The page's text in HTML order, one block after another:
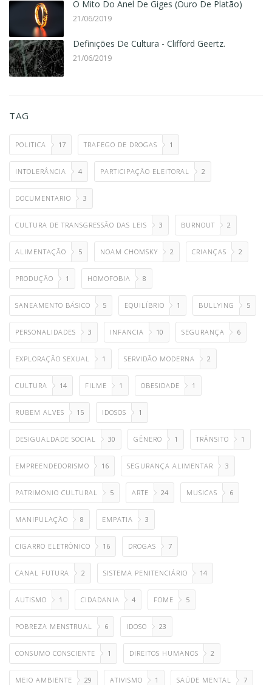
O Mito Do Anel De Giges (Ouro De Platão)
21/06/2019
Definições De Cultura - Clifford Geertz.
21/06/2019
TAG
POLITICA 17 TRAFEGO DE DROGAS 1
INTOLERÂNCIA 4 PARTICIPAÇÃO ELEITORAL 2
DOCUMENTARIO 3
CULTURA DE TRANSGRESSÃO DAS LEIS 3 BURNOUT 2
ALIMENTAÇÃO 5 NOAM CHOMSKY 2 CRIANÇAS 2
PRODUÇÃO 1 HOMOFOBIA 8
SANEAMENTO BÁSICO 5 EQUILÍBRIO 1 BULLYING 5
PERSONALIDADES 3 INFANCIA 10 SEGURANÇA 6
EXPLORAÇÃO SEXUAL 1 SERVIDÃO MODERNA 2
CULTURA 14 FILME 1 OBESIDADE 1
RUBEM ALVES 15 IDOSOS 1
DESIGUALDADE SOCIAL 30 GÊNERO 1 TRÂNSITO 1
EMPREENDEDORISMO 16 SEGURANÇA ALIMENTAR 3
PATRIMONIO CULTURAL 5 ARTE 24 MUSICAS 6
MANIPULAÇÃO 8 EMPATIA 3
CIGARRO ELETRÔNICO 16 DROGAS 7
CANAL FUTURA 2 SISTEMA PENITENCIÁRIO 14
AUTISMO 1 CIDADANIA 4 FOME 5
POBREZA MENSTRUAL 6 IDOSO 23
CONSUMO CONSCIENTE 1 DIREITOS HUMANOS 2
MEIO AMBIENTE 29 ATIVISMO 1 SAÚDE MENTAL 7